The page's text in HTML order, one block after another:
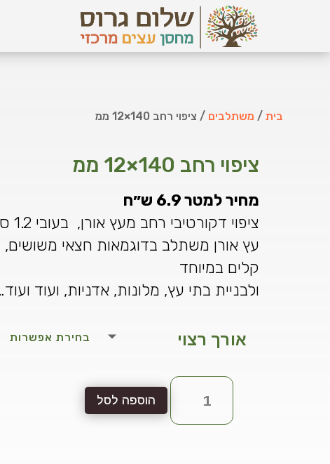
בית / משתלבים / ציפוי רחב 140×12 ממ
ציפוי רחב 140×12 ממ
מחיר למטר 6.9 ש״ח
ציפוי דקורטיבי רחב מעץ אורן, בעובי 1.2 ס"מ וברוחב 14 ס״מ
עץ אורן משתלב בדוגמאות חצאי משושים,
קלים במיוחד
ולבניית בתי עץ, מלונות, אדניות, ועוד
אורך רצוי
כמות
ציפוי
הוספה לסל